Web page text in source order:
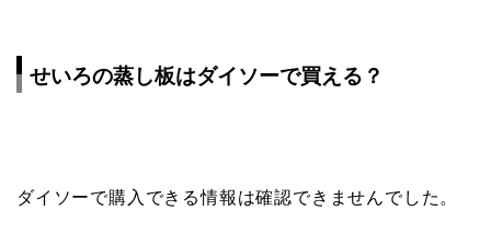
せいろの蒸し板はダイソーで買える？
ダイソーで購入できる情報は確認できませんでした。